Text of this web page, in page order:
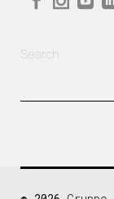
Search